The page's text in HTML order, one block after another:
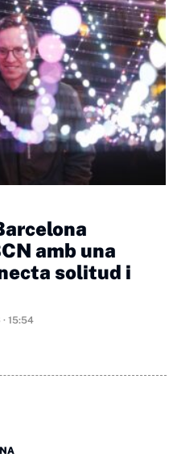
amb una
solitud i
15:54